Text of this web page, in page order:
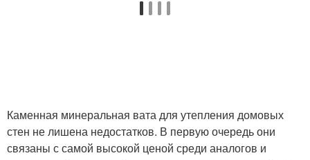
Каменная минеральная вата для утепления домовых
стен не лишена недостатков. В первую очередь они
связаны с самой высокой ценой среди аналогов и